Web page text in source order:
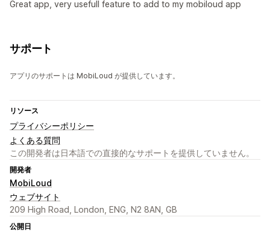
Great app, very usefull feature to add to my mobiloud app
サポート
アプリのサポートは MobiLoud が提供しています。
リソース
プライバシーポリシー
よくある質問
この開発者は日本語での直接的なサポートを提供していません。
開発者
MobiLoud
ウェブサイト
209 High Road, London, ENG, N2 8AN, GB
公開日